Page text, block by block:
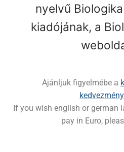
nyelvű
kiadójának, a
Ajánljuk figyelmébe a
If you wish english or german
pay in Euro,